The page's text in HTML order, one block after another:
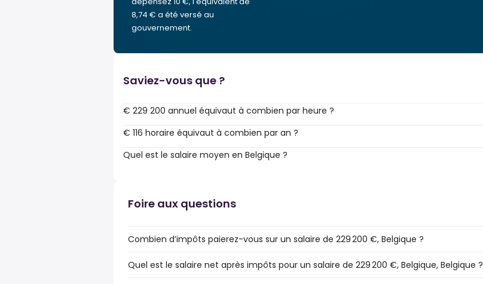
8,74 € a été versé au
gouvernement.
Saviez-vous que ?
€ 229 200 annuel équivaut à combien par heure ?
€ 116 horaire équivaut à combien par an ?
Quel est le salaire moyen en Belgique ?
Foire aux questions
Combien d’impôts paierez-vous sur un salaire de 229 200 €, Belgique ?
Quel est le salaire net après impôts pour un salaire de 229 200 €, Belgique, Belgique ?